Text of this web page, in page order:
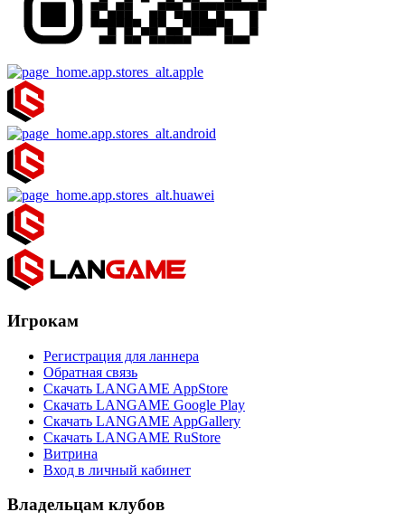
Игрокам
Регистрация для ланнера
Обратная связь
Скачать LANGAME AppStore
Скачать LANGAME Google Play
Скачать LANGAME AppGallery
Скачать LANGAME RuStore
Витрина
Вход в личный кабинет
Владельцам клубов